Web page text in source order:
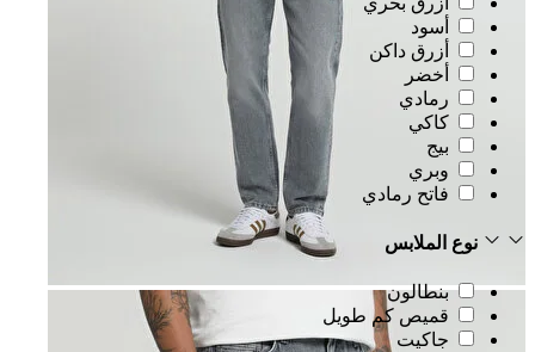
أسود
أزرق داكن
أخضر
رمادي
كاكي
بيج
وبري
فاتح رمادي
نوع الملابس
بنطالون
قميص كم طويل
جاكيت